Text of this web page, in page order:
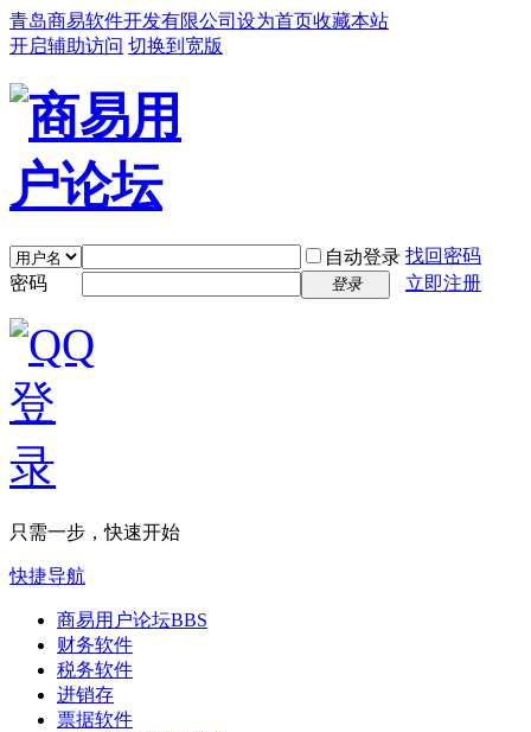
青岛商易软件开发有限公司 设为首页收藏本站
开启辅助访问 切换到宽版
自动登录 找回密码
密码
登录 立即注册
只需一步，快速开始
快捷导航
商易用户论坛BBS
财务软件
税务软件
进销存
票据软件